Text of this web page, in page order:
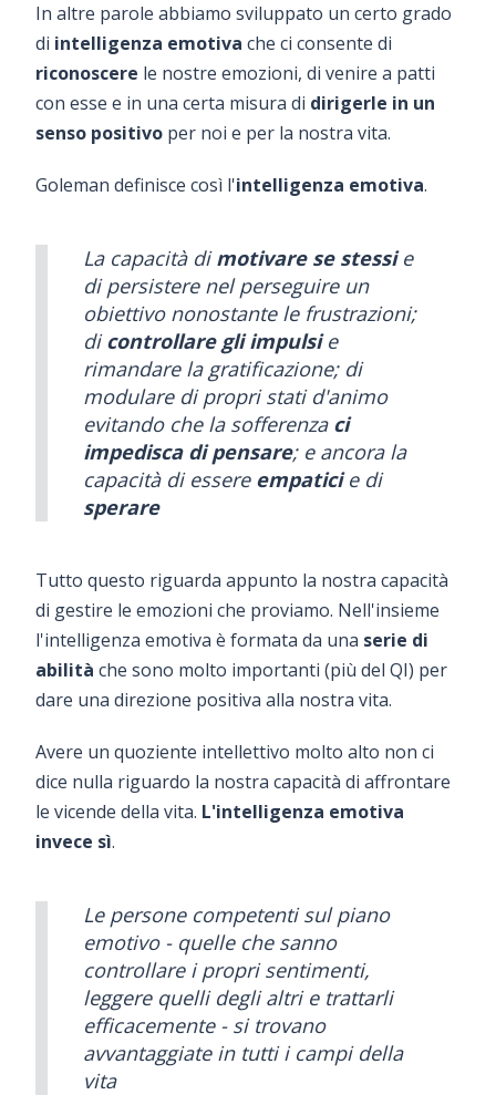
In altre parole abbiamo sviluppato un certo grado
di intelligenza emotiva che ci consente di
riconoscere le nostre emozioni, di venire a patti
con esse e in una certa misura di dirigerle in un
senso positivo per noi e per la nostra vita.
Goleman definisce così l'intelligenza emotiva.
La capacità dimotivare se stessie
di persistere nel perseguire un
obiettivo nonostante le frustrazioni;
dicontrollare gli impulsie
rimandare la gratificazione; di
modulare di propri stati d'animo
evitando che la sofferenza ci
impedisca di pensare; e ancora la
capacità di essere empaticie di
sperare
Tutto questo riguarda appunto la nostra capacità
di gestire le emozioni che proviamo. Nell'insieme
l'intelligenza emotiva è formata da una serie di
abilità che sono molto importanti (più del QI) per
dare una direzione positiva alla nostra vita.
Avere un quoziente intellettivo molto alto non ci
dice nulla riguardo la nostra capacità di affrontare
le vicende della vita. L'intelligenza emotiva
invece sì.
Le persone competenti sul piano
emotivo - quelle che sanno
controllare i propri sentimenti,
leggere quelli degli altri e trattarli
efficacemente - si trovano
avvantaggiate in tutti i campi della
vita